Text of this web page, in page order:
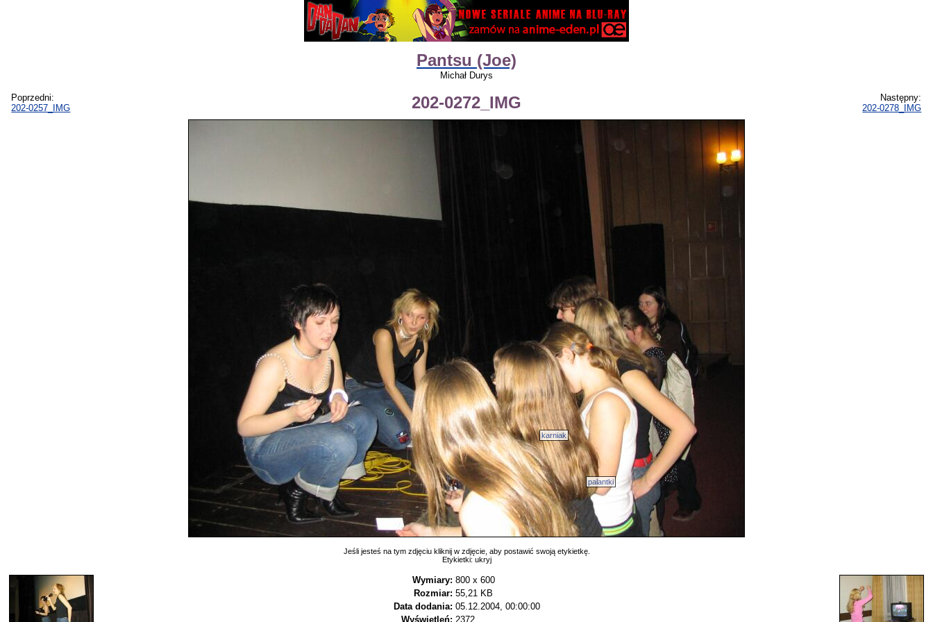
Pantsu (Joe)
Michał Durys
Poprzedni:
202-0257_IMG
202-0272_IMG
Następny:
202-0278_IMG
karniak
palantki
Jeśli jesteś na tym zdjęciu kliknij w zdjęcie, aby postawić swoją etykietkę.
Etykietki: ukryj
Wymiary: 800 x 600
Rozmiar: 55,21 KB
Data dodania: 05.12.2004, 00:00:00
Wyświetleń: 2372